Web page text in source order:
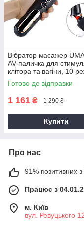
Вібратор масажер
AV-паличка для
клітора та вагіни, 10
чорний
Готово до відправки
1 161 ₴ 1 290 ₴
Купити
Про нас
91% позитивних з
Працює з
м. Київ
вул. Ревуцького